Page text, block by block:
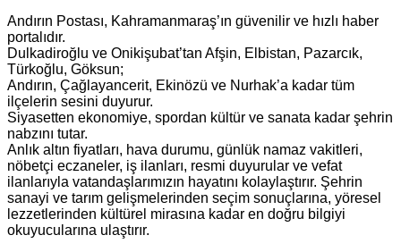
Andırın Postası, Kahramanmaraş’ın güvenilir ve hızlı haber
portalıdır.
Dulkadiroğlu ve Onikişubat’tan Afşin, Elbistan, Pazarcık,
Türkoğlu, Göksun;
Andırın, Çağlayancerit, Ekinözü ve Nurhak’a kadar tüm
ilçelerin sesini duyurur.
Siyasetten ekonomiye, spordan kültür ve sanata kadar şehrin
nabzını tutar.
Anlık altın fiyatları, hava durumu, günlük namaz vakitleri,
nöbetçi eczaneler, iş ilanları, resmi duyurular ve vefat
ilanlarıyla vatandaşlarımızın hayatını kolaylaştırır. Şehrin
sanayi ve tarım gelişmelerinden seçim sonuçlarına, yöresel
lezzetlerinden kültürel mirasına kadar en doğru bilgiyi
okuyucularına ulaştırır.